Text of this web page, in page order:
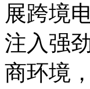
展跨境
注入强
商环境